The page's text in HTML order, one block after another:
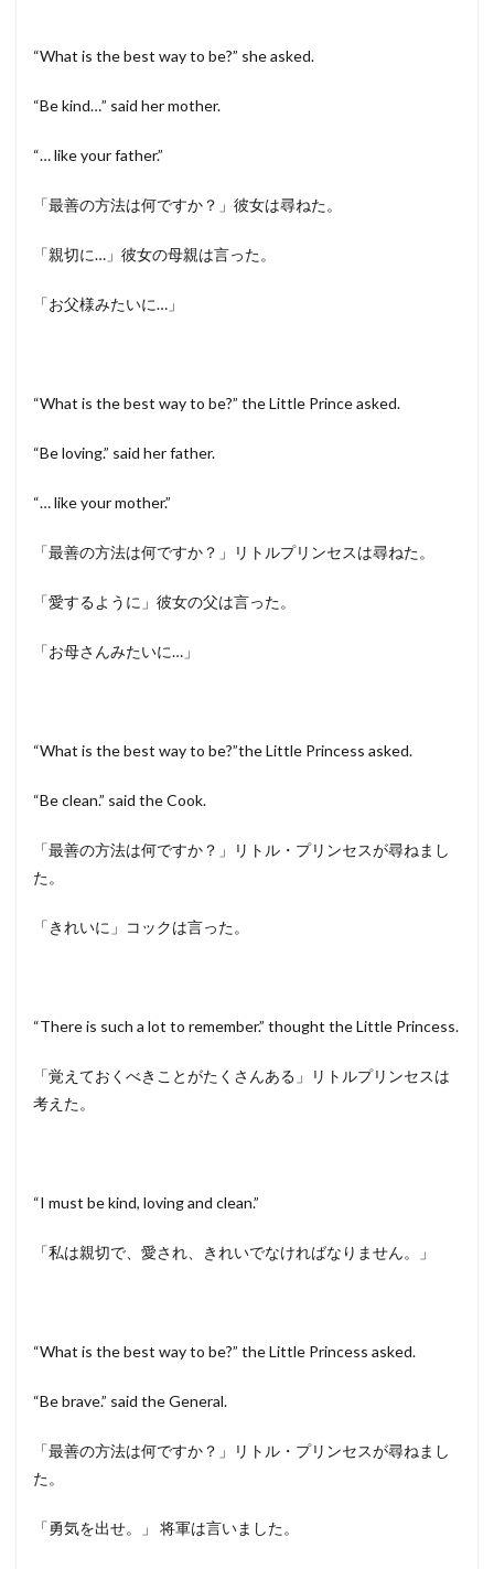
“What is the best way to be?” she asked.
“Be kind…” said her mother.
“… like your father.”
「最善の方法は何ですか？」彼女は尋ねた。
「親切に…」彼女の母親は言った。
「お父様みたいに…」
“What is the best way to be?” the Little Prince asked.
“Be loving.” said her father.
“… like your mother.”
「最善の方法は何ですか？」リトルプリンセスは尋ねた。
「愛するように」彼女の父は言った。
「お母さんみたいに…」
“What is the best way to be?”the Little Princess asked.
“Be clean.” said the Cook.
「最善の方法は何ですか？」リトル・プリンセスが尋ねまし
た。
「きれいに」コックは言った。
“There is such a lot to remember.” thought the Little Princess.
「覚えておくべきことがたくさんある」リトルプリンセスは
考えた。
“I must be kind, loving and clean.”
「私は親切で、愛され、きれいでなければなりません。」
“What is the best way to be?” the Little Princess asked.
“Be brave.” said the General.
「最善の方法は何ですか？」リトル・プリンセスが尋ねまし
た。
「勇気を出せ。」 将軍は言いました。